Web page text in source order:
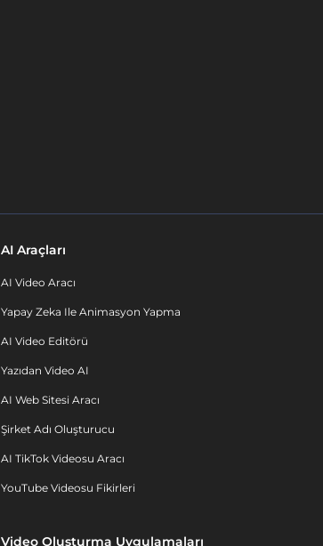
AI Araçları
AI Video Aracı
Yapay Zeka Ile Animasyon Yapma
AI Video Editörü
Yazıdan Video AI
AI Web Sitesi Aracı
Şirket Adı Oluşturucu
AI TikTok Videosu Aracı
YouTube Videosu Fikirleri
Video Oluşturma Uygulamaları